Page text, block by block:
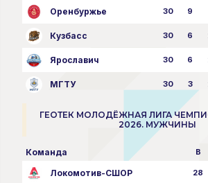
Оренбуржье 30 9
Кузбасс 30 6
Ярославич 30 6
МГТУ 30 3
ГЕОТЕК МОЛОДЁЖНАЯ ЛИГА
2026. МУЖЧИНЫ
Команда В
Локомотив-СШОР 28